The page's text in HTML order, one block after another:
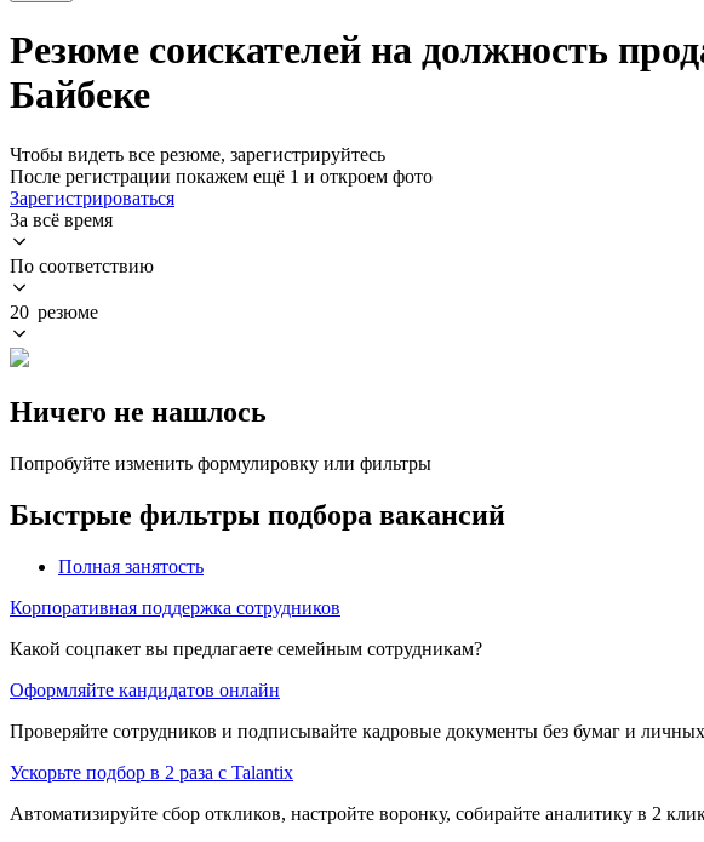
Резюме соискателей на должность
Байбеке
Чтобы видеть все резюме, зарегистрируйтесь
После регистрации покажем ещё 1 и откроем фото
Зарегистрироваться
За всё время
По соответствию
20 резюме
Ничего не нашлось
Попробуйте изменить формулировку или фильтры
Быстрые фильтры подбора вакансий
Полная занятость
Корпоративная поддержка сотрудников
Какой соцпакет вы предлагаете семейным сотрудникам?
Оформляйте кандидатов онлайн
Проверяйте сотрудников и подписывайте кадровые документы без бумаг и
Ускорьте подбор в 2 раза с Talantix
Автоматизируйте сбор откликов, настройте воронку, собирайте аналитику в 2